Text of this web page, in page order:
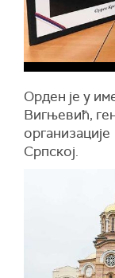
Орден је у
Вигњевић,
организације
Српској.